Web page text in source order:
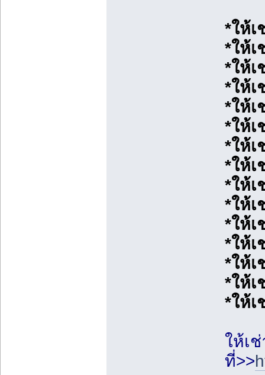
*ให้
*ให้เ
*ให้
*ให้เ
*ให้เ
*ให้เ
*ให้เ
*ให้เ
*ให้
*ให้
*ให้เ
*ให้เ
*ให้เ
*ให้
*ให้เ
ให้เ
ที่>>